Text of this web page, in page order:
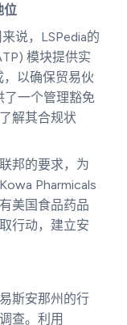
位
说，LSPedia的
模块提供实
以确保贸易伙
了一个管理豁免
解其合规状
邦的要求，为
Pharmicals
美国食品药品
行动，建立安
斯安那州的行
查。利用